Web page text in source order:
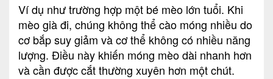
Ví dụ như trường hợp một bé mèo lớn tuổi. Khi
mèo già đi, chúng không thể cào móng nhiều do
cơ bắp suy giảm và cơ thể không có nhiều năng
lượng. Điều này khiến móng mèo dài nhanh hơn
và cần được cắt thường xuyên hơn một chút.